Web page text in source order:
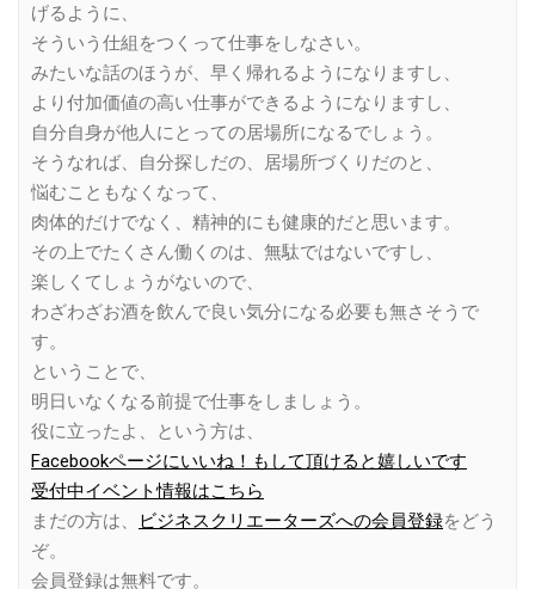
げるように、
そういう仕組をつくって仕事をしなさい。
みたいな話のほうが、早く帰れるようになりますし、
より付加価値の高い仕事ができるようになりますし、
自分自身が他人にとっての居場所になるでしょう。
そうなれば、自分探しだの、居場所づくりだのと、
悩むこともなくなって、
肉体的だけでなく、精神的にも健康的だと思います。
その上でたくさん働くのは、無駄ではないですし、
楽しくてしょうがないので、
わざわざお酒を飲んで良い気分になる必要も無さそうで
す。
ということで、
明日いなくなる前提で仕事をしましょう。
役に立ったよ、という方は、
Facebookページにいいね！もして頂けると嬉しいです
受付中イベント情報はこちら
まだの方は、
ビジネスクリエーターズへの会員登録をどう
ぞ。
会員登録は無料です。